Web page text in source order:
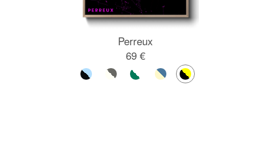
Perreux
69 €